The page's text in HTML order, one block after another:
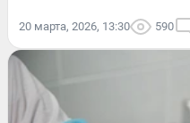
20 марта, 2026, 13:30 590